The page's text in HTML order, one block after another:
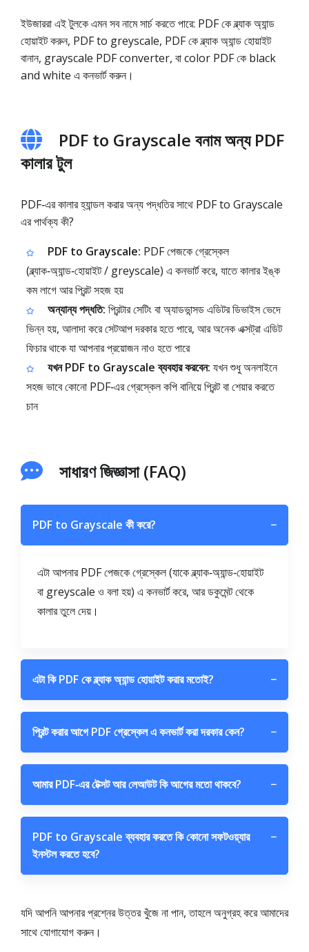
ইউজাররা এই টুলকে এমন সব নামে সার্চ করতে পারে: PDF কে ব্ল্যাক অ্যান্ড
হোয়াইট করুন, PDF to greyscale, PDF কে ব্ল্যাক অ্যান্ড হোয়াইট
বানান, grayscale PDF converter, বা color PDF কে black
and white এ কনভার্ট করুন।
PDF to Grayscale বনাম অন্য PDF
কালার টুল
PDF‑এর কালার হ্যান্ডল করার অন্য পদ্ধতির সাথে PDF to Grayscale
এর পার্থক্য কী?
PDF to Grayscale: PDF পেজকে গ্রেস্কেল
(ব্ল্যাক‑অ্যান্ড‑হোয়াইট / greyscale) এ কনভার্ট করে, যাতে কালার ইঙ্ক
কম লাগে আর প্রিন্ট সহজ হয়
অন্যান্য পদ্ধতি: প্রিন্টার সেটিং বা অ্যাডভান্সড এডিটর ডিভাইস ভেদে
ভিন্ন হয়, আলাদা করে সেটআপ দরকার হতে পারে, আর অনেক এক্সট্রা এডিট
ফিচার থাকে যা আপনার প্রয়োজন নাও হতে পারে
যখন PDF to Grayscale ব্যবহার করবেন: যখন শুধু অনলাইনে
সহজ ভাবে কোনো PDF‑এর গ্রেস্কেল কপি বানিয়ে প্রিন্ট বা শেয়ার করতে
চান
সাধারণ জিজ্ঞাসা (FAQ)
PDF to Grayscale কী করে? −
এটা আপনার PDF পেজকে গ্রেস্কেল (যাকে ব্ল্যাক‑অ্যান্ড‑হোয়াইট
বা greyscale ও বলা হয়) এ কনভার্ট করে, আর ডকুমেন্ট থেকে
কালার তুলে দেয়।
এটা কি PDF কে ব্ল্যাক অ্যান্ড হোয়াইট করার মতোই? −
প্রিন্ট করার আগে PDF গ্রেস্কেল এ কনভার্ট করা দরকার কেন? −
আমার PDF‑এর টেক্সট আর লেআউট কি আগের মতো থাকবে? −
PDF to Grayscale ব্যবহার করতে কি কোনো সফটওয়্যার
ইনস্টল করতে হবে?
−
যদি আপনি আপনার প্রশ্নের উত্তর খুঁজে না পান, তাহলে অনুগ্রহ করে আমাদের
সাথে যোগাযোগ করুন।